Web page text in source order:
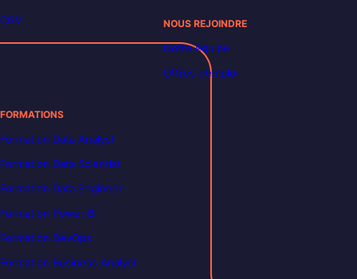
CGV
NOUS REJOINDRE
Notre équipe
Offres d’emploi
FORMATIONS
Formation Data Analyst
Formation Data Scientist
Formation Data Engineer
Formation Power BI
Formation DevOps
Formation Business Analyst